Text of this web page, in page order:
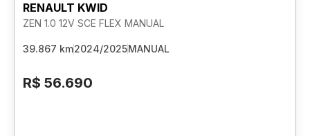
RENAULT KWID
ZEN 1.0 12V SCE FLEX MANUAL
39.867 km2024/2025MANUAL
R$ 56.690